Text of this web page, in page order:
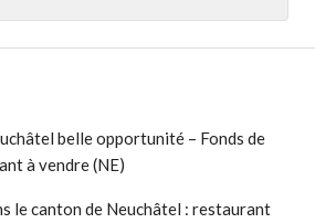
belle opportunité – Fonds de
à vendre (NE)
le canton de Neuchâtel : restaurant